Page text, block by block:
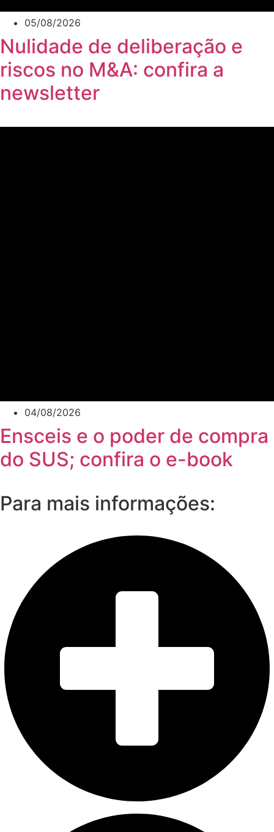
05/08/2026
Nulidade de deliberação e
riscos no M&A: confira a
newsletter
04/08/2026
Ensceis e o poder de compra
do SUS; confira o e-book
Para mais informações: